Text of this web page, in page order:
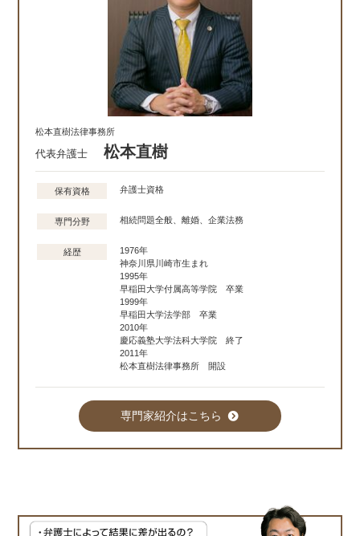
松本直樹法律事務所
代表弁護士 松本直樹
保有資格 弁護士資格
専門分野 相続問題全般、離婚、企業法務
経歴
1976年
神奈川県川崎市生まれ
1995年
早稲田大学付属高等学院 卒業
1999年
早稲田大学法学部 卒業
2010年
慶応義塾大学法科大学院 終了
2011年
松本直樹法律事務所 開設
専門家紹介はこちら